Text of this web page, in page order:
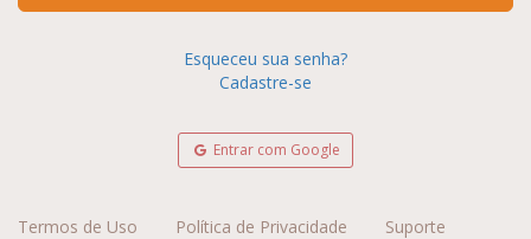
Esqueceu sua senha?
Cadastre-se
Entrar com Google
Termos de Uso Política de Privacidade Suporte